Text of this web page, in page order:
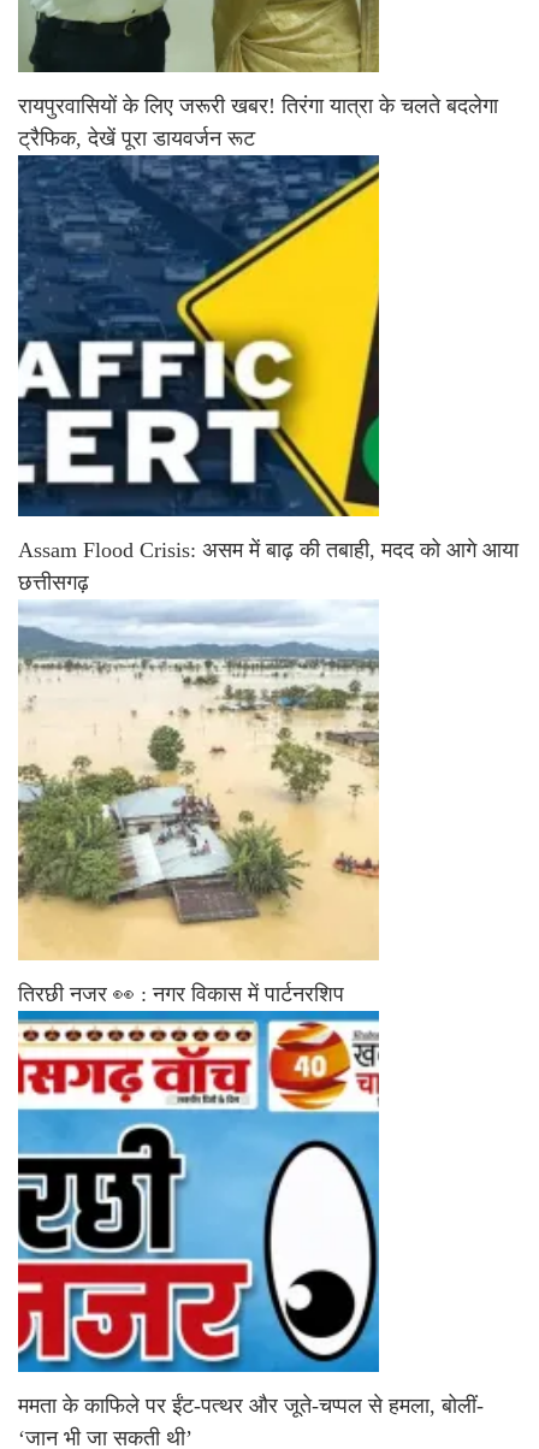
रायपुरवासियों के लिए जरूरी खबर! तिरंगा यात्रा के चलते बदलेगा
ट्रैफिक, देखें पूरा डायवर्जन रूट
Assam Flood Crisis: असम में बाढ़ की तबाही, मदद को आगे आया
छत्तीसगढ़
तिरछी नजर 👀 : नगर विकास में पार्टनरशिप
ममता के काफिले पर ईंट-पत्थर और जूते-चप्पल से हमला, बोलीं-
‘जान भी जा सकती थी’